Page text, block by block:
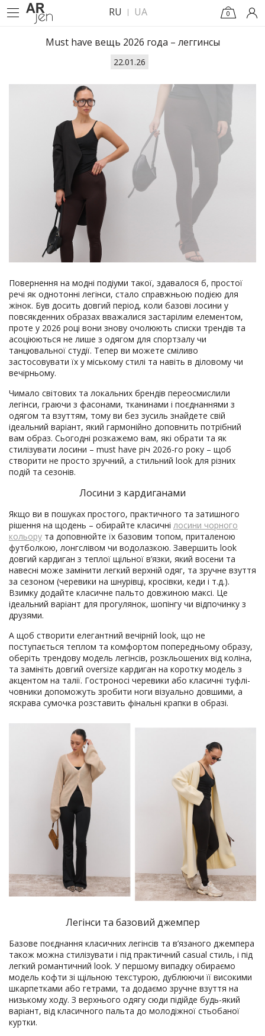
RU UA 0
Must have вещь 2026 года – леггинсы
22.01.26
Повернення на модні подіуми такої, здавалося б, простої
речі як однотонні легінси, стало справжньою подією для
жінок. Був досить довгий період, коли базові лосини у
повсякденних образах вважалися застарілим елементом,
проте у 2026 році вони знову очолюють списки трендів та
асоціюються не лише з одягом для спортзалу чи
танцювальної студії. Тепер ви можете сміливо
застосовувати їх у міському стилі та навіть в діловому чи
вечірньому.
Чимало світових та локальних брендів переосмислили
легінси, граючи з фасонами, тканинами і поєднаннями з
одягом та взуттям, тому ви без зусиль знайдете свій
ідеальний варіант, який гармонійно доповнить потрібний
вам образ. Сьогодні розкажемо вам, які обрати та як
стилізувати лосини – must have річ 2026-го року – щоб
створити не просто зручний, а стильний look для різних
подій та сезонів.
Лосини з кардиганами
Якщо ви в пошуках простого, практичного та затишного
рішення на щодень – обирайте класичні лосини чорного
кольору та доповнюйте їх базовим топом, приталеною
футболкою, лонгслівом чи водолазкою. Завершить look
довгий кардиган з теплої щільної в’язки, який восени та
навесні може замінити легкий верхній одяг, та зручне взуття
за сезоном (черевики на шнурівці, кросівки, кеди і т.д.).
Взимку додайте класичне пальто довжиною максі. Це
ідеальний варіант для прогулянок, шопінгу чи відпочинку з
друзями.
А щоб створити елегантний вечірній look, що не
поступається теплом та комфортом попередньому образу,
оберіть трендову модель легінсів, розкльошених від коліна,
та замініть довгий oversize кардиган на коротку модель з
акцентом на талії. Гостроносі черевики або класичні туфлі-
човники допоможуть зробити ноги візуально довшими, а
яскрава сумочка розставить фінальні крапки в образі.
Легінси та базовий джемпер
Базове поєднання класичних легінсів та в’язаного джемпера
також можна стилізувати і під практичний casual стиль, і під
легкий романтичний look. У першому випадку обираємо
модель кофти зі щільною текстурою, дублюючи її високими
шкарпетками або гетрами, та додаємо зручне взуття на
низькому ходу. З верхнього одягу сюди підійде будь-який
варіант, від класичного пальта до молодіжної стьобаної
куртки.